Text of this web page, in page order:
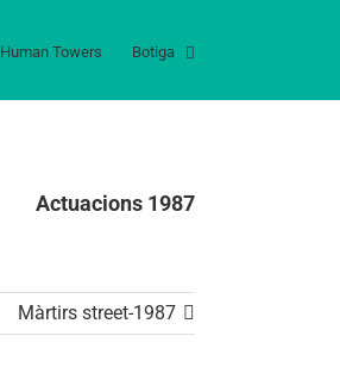
Human Towers Botiga
Actuacions 1987
Màrtirs street-1987